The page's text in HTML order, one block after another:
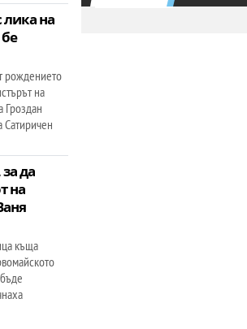
на
рождението
на
Гроздан
Сатиричен
да
на
къща